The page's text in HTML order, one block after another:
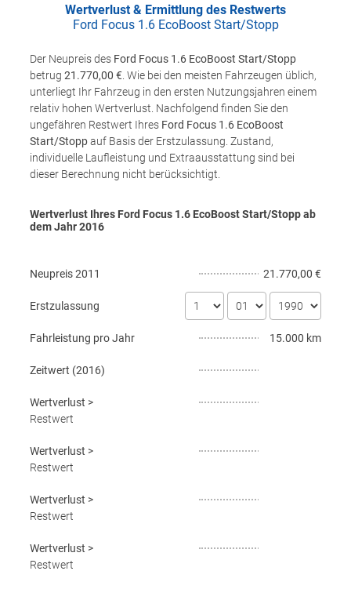
Wertverlust & Ermittlung des Restwerts
Ford Focus 1.6 EcoBoost Start/Stopp
Der Neupreis des Ford Focus 1.6 EcoBoost Start/Stopp
betrug 21.770,00 € . Wie bei den meisten Fahrzeugen üblich,
unterliegt Ihr Fahrzeug in den ersten Nutzungsjahren einem
relativ hohen Wertverlust. Nachfolgend finden Sie den
ungefähren Restwert Ihres Ford Focus 1.6 EcoBoost
Start/Stoppauf Basis der Erstzulassung. Zustand,
individuelle Laufleistung und Extraausstattung sind bei
dieser Berechnung nicht berücksichtigt.
Wertverlust Ihres Ford Focus 1.6 EcoBoost Start/Stopp ab
dem Jahr2016
Neupreis2011 21.770,00 €
Erstzulassung
Fahrleistung pro Jahr 15.000 km
Zeitwert (2016)
Wertverlust >
Restwert
Wertverlust >
Restwert
Wertverlust >
Restwert
Wertverlust >
Restwert